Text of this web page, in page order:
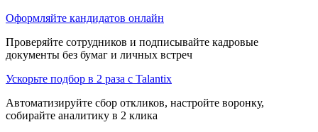
Оформляйте кандидатов онлайн
Проверяйте сотрудников и подписывайте кадровые
документы без бумаг и личных встреч
Ускорьте подбор в 2 раза с Talantix
Автоматизируйте сбор откликов, настройте воронку,
собирайте аналитику в 2 клика